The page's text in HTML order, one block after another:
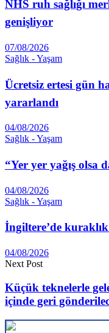
NHS ruh sağlığı
genişliyor
07/08/2026
Sağlık - Yaşam
Ücretsiz ertesi gün
yararlandı
04/08/2026
Sağlık - Yaşam
“Yer yer yağış olsa
04/08/2026
Sağlık - Yaşam
İngiltere’de
04/08/2026
Next Post
Küçük teknelerle
içinde geri